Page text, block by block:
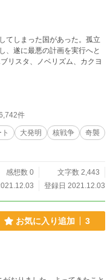
てしまった国があった。孤立
、遂に最悪の計画を実行へと
件
大発明 核戦争
奇襲
感想数 0
文字数 2,443
登録日 2021.12.03
お気に入り追加 3